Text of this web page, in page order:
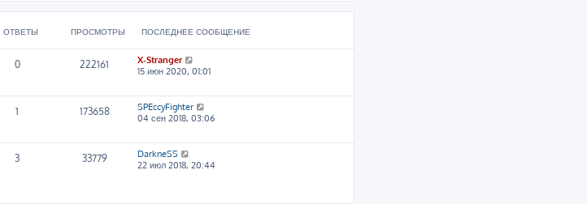
ОТВЕТЫ ПРОСМОТРЫ ПОСЛЕДНЕЕ СООБЩЕНИЕ
0 222161 X-Stranger
е
е
й
т
о
15 июн 2020, 01:01
1 173658 SPEccyFighter
е
е
т
04 сен 2018, 03:06
3 33779 DarkneSS
е
22 июл 2018, 20:44